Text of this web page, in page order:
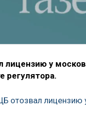
лицензию у
регулятора.
отозвал лицензию